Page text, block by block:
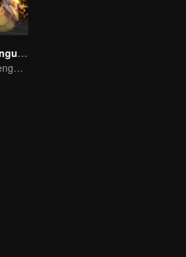
Kehancuran Penguasa
Agen Terbaik: Penguasa Sembilan Alam